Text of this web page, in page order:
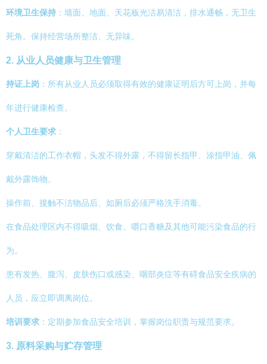
环境卫生保持 ：墙面、地面、天花板光洁易清洁，排水通畅，无卫生
死角。保持经营场所整洁、无异味。
2. 从业人员健康与卫生管理
持证上岗 ：所有从业人员必须取得有效的健康证明后方可上岗，并每
年进行健康检查。
个人卫生要求 ：
穿戴清洁的工作衣帽，头发不得外露，不得留长指甲、涂指甲油、佩
戴外露饰物。
操作前、接触不洁物品后、如厕后必须严格洗手消毒。
在食品处理区内不得吸烟、饮食、嚼口香糖及其他可能污染食品的行
为。
患有发热、腹泻、皮肤伤口或感染、咽部炎症等有碍食品安全疾病的
人员，应立即调离岗位。
培训要求 ：定期参加食品安全培训，掌握岗位职责与规范要求。
3. 原料采购与贮存管理